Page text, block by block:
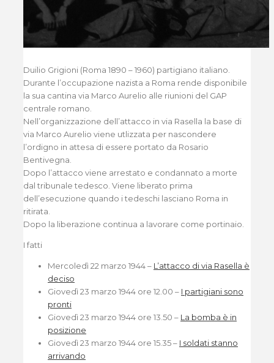
Duilio Grigioni (Roma 1890 – 1960) partigiano italiano.
Durante l’occupazione nazista a Roma rende disponibile
la sua cantina via Marco Aurelio alle riunioni del GAP
centrale romano.
Nell’organizzazione dell’attacco in via Rasella la base di
via Marco Aurelio viene utlizzata per nascondere
l’ordigno in attesa di essere portato da Rosario
Bentivegna.
Dopo l’attacco viene arrestato e condannato a morte
dal tribunale tedesco. Viene liberato prima
dell’esecuzione quando i tedeschi lasciano Roma in
ritirata.
Dopo la liberazione continua a lavorare come portinaio.
I fatti
Mercoledì 22 marzo 1944 – L’attacco di via Rasella è
deciso
Giovedì 23 marzo 1944 ore 12.00 – I partigiani sono
pronti
Giovedì 23 marzo 1944 ore 13.50 – La bomba è in
posizione
Giovedì 23 marzo 1944 ore 15.35 – I soldati stanno
arrivando